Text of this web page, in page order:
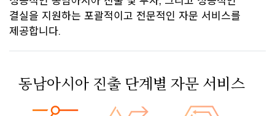
결실을 지원하는 포괄적이고 전문적인 자문 서비스를
제공합니다.
동남아시아 진출 단계별 자문 서비스